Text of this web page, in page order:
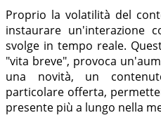
Proprio la volatilità del
instaurare un'interazione
svolge in tempo reale.
"vita breve", provoca
una novità, un
particolare offerta,
presente più a lungo nella